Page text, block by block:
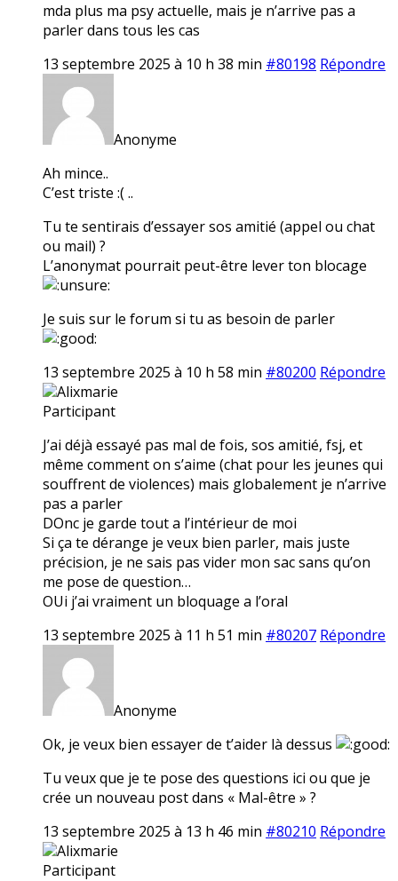
mda plus ma psy actuelle, mais je n’arrive pas a
parler dans tous les cas
13 septembre 2025 à 10 h 38 min #80198 Répondre
Anonyme
Ah mince..
C’est triste :( ..
Tu te sentirais d’essayer sos amitié (appel ou chat
ou mail) ?
L’anonymat pourrait peut-être lever ton blocage
Je suis sur le forum si tu as besoin de parler
13 septembre 2025 à 10 h 58 min #80200 Répondre
Alixmarie
Participant
J’ai déjà essayé pas mal de fois, sos amitié, fsj, et
même comment on s’aime (chat pour les jeunes qui
souffrent de violences) mais globalement je n’arrive
pas a parler
DOnc je garde tout a l’intérieur de moi
Si ça te dérange je veux bien parler, mais juste
précision, je ne sais pas vider mon sac sans qu’on
me pose de question…
OUi j’ai vraiment un bloquage a l’oral
13 septembre 2025 à 11 h 51 min #80207 Répondre
Anonyme
Ok, je veux bien essayer de t’aider là dessus
Tu veux que je te pose des questions ici ou que je
crée un nouveau post dans « Mal-être » ?
13 septembre 2025 à 13 h 46 min #80210 Répondre
Alixmarie
Participant